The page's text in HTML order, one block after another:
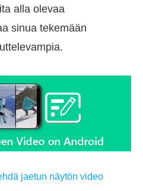
alla olevaa
sinua tekemään
jaetun näytön video